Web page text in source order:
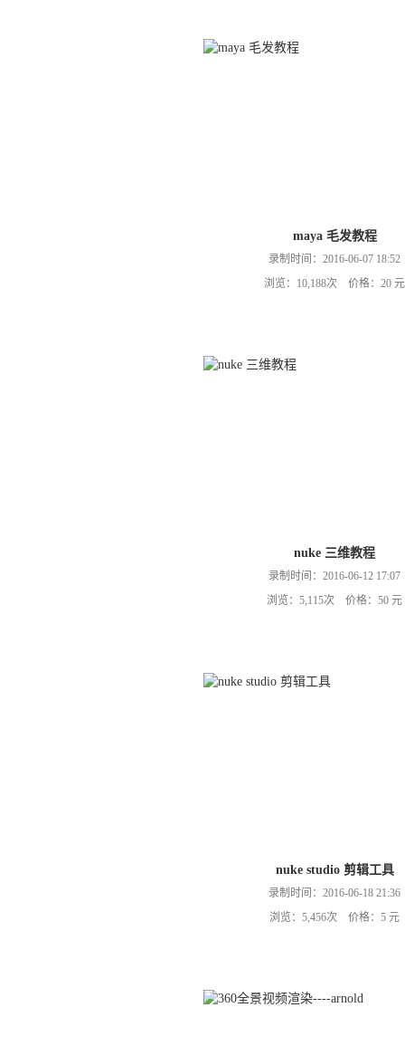
maya 毛发教程
录制时间：2016-06-07 18:52
浏览：10,188次 价格：20 元
nuke 三维教程
录制时间：2016-06-12 17:07
浏览：5,115次 价格：50 元
nuke studio 剪辑工具
录制时间：2016-06-18 21:36
浏览：5,456次 价格：5 元